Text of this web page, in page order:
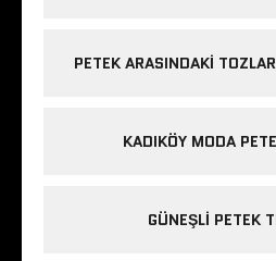
PETEK ARASINDAKI
KADIKÖY MODA
GÜNEŞLI PETEK